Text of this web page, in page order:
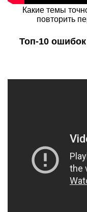
Какие темы
повторить
Топ-10